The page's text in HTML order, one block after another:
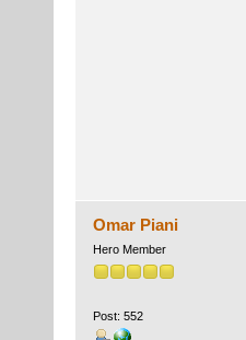
Omar Piani
Hero Member
Post: 552